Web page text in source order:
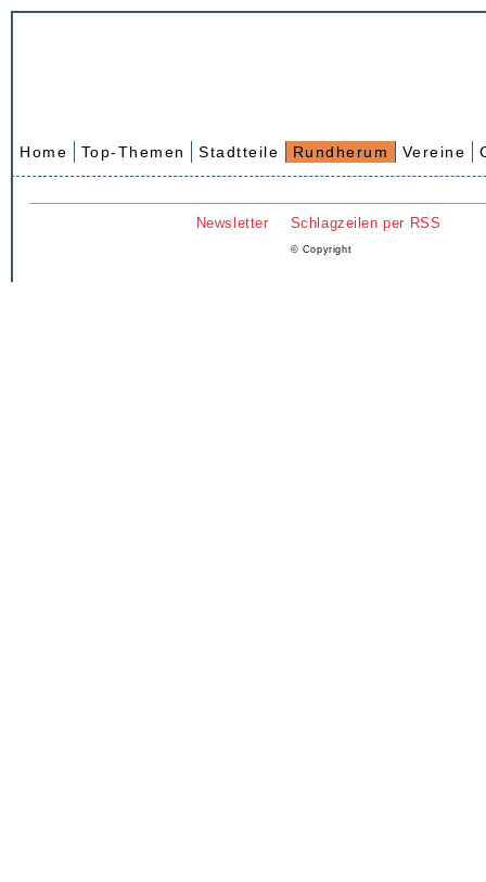
Home Top-Themen Stadtteile Rundherum Vereine
Newsletter Schlagzeilen per RSS
© Copyright